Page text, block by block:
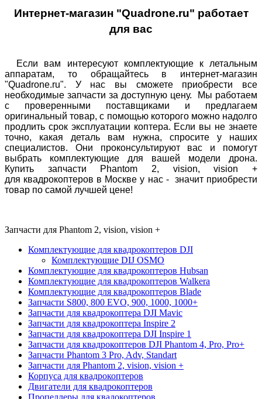
Интернет-магазин "Quadrone.ru" работает
для вас
Если вам интересуют комплектующие к летальным
аппаратам, то обращайтесь в интернет-магазин
"Quadrone.ru". У нас вы сможете приобрести все
необходимые запчасти за доступную цену. Мы работаем
с проверенными поставщиками и предлагаем
оригинальный товар, с помощью которого можно надолго
продлить срок эксплуатации коптера. Если вы не знаете
точно, какая деталь вам нужна, спросите у наших
специалистов. Они проконсультируют вас и помогут
выбрать комплектующие для вашей модели дрона.
Купить запчасти Phantom 2, vision, vision +
для квадрокоптеров в Москве у нас - значит приобрести
товар по самой лучшей цене!
Запчасти для Phantom 2, vision, vision +
Комплектующие для квадрокоптеров DJI
Комплектующие DIJ OSMO
Комплектующие для квадрокоптеров Hubsan
Комплектующие для квадрокоптеров Walkera
Комплектующие для квадрокоптеров Blade
Запчасти S800, 800 EVO, 900, 1000, 1000+
Запчасти для квадрокоптера DJI Mavic
Запчасти для квадрокоптера Inspire 2
Запчасти для квадрокоптера DJI Inspire 1
Запчасти для квадрокоптеров DJI Phantom 4, Pro, Pro+
Запчасти Phantom 3 Pro, Adv, Standart
Запчасти для Phantom 2, vision, vision +
Корпуса для квадрокоптеров
Двигатели для квадрокоптеров